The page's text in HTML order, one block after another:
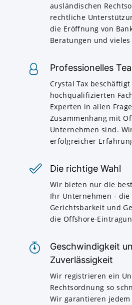
ausländischen
rechtliche
die Eröffnung von
Beratungen und
Professionelles
Crystal Tax
hochqualifizierten
Experten in allen
Zusammenhang mit
Unternehmen sind.
erfolgreicher
Die richtige Wahl
Wir bieten nur die
Ihr Unternehmen - die
Gerichtsbarkeit und
die Offshore-
Geschwindigkeit
Zuverlässigkeit
Wir registrieren ein
Rechtsordnung so
Wir garantieren